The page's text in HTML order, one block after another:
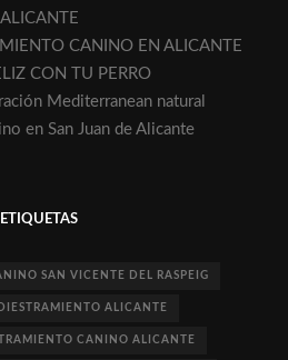
ALICANTE
CANINO EN ALICANTE
CON TU PERRO
Mediterranean natural
en San Juan de Alicante
ETIQUETAS
SAN VICENTE DEL RASPEIG
ALICANTE
CANINO ALICANTE